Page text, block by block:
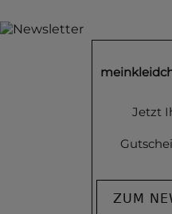
Jetzt
ZUM